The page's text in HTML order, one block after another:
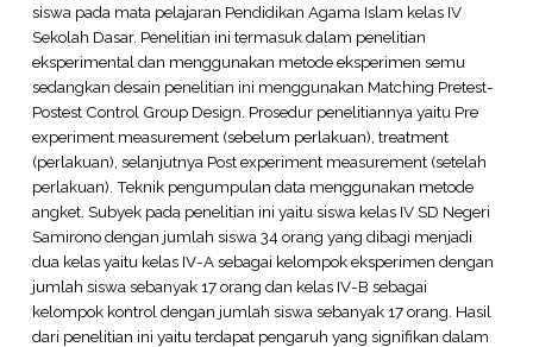
siswa pada mata pelajaran Pendidikan Agama Islam kelas IV
Sekolah Dasar. Penelitian ini termasuk dalam penelitian
eksperimental dan menggunakan metode eksperimen semu
sedangkan desain penelitian ini menggunakan Matching Pretest-
Postest Control Group Design. Prosedur penelitiannya yaitu Pre
experiment measurement (sebelum perlakuan), treatment
(perlakuan), selanjutnya Post experiment measurement (setelah
perlakuan). Teknik pengumpulan data menggunakan metode
angket. Subyek pada penelitian ini yaitu siswa kelas IV SD Negeri
Samirono dengan jumlah siswa 34 orang yang dibagi menjadi
dua kelas yaitu kelas IV-A sebagai kelompok eksperimen dengan
jumlah siswa sebanyak 17 orang dan kelas IV-B sebagai
kelompok kontrol dengan jumlah siswa sebanyak 17 orang. Hasil
dari penelitian ini yaitu terdapat pengaruh yang signifikan dalam